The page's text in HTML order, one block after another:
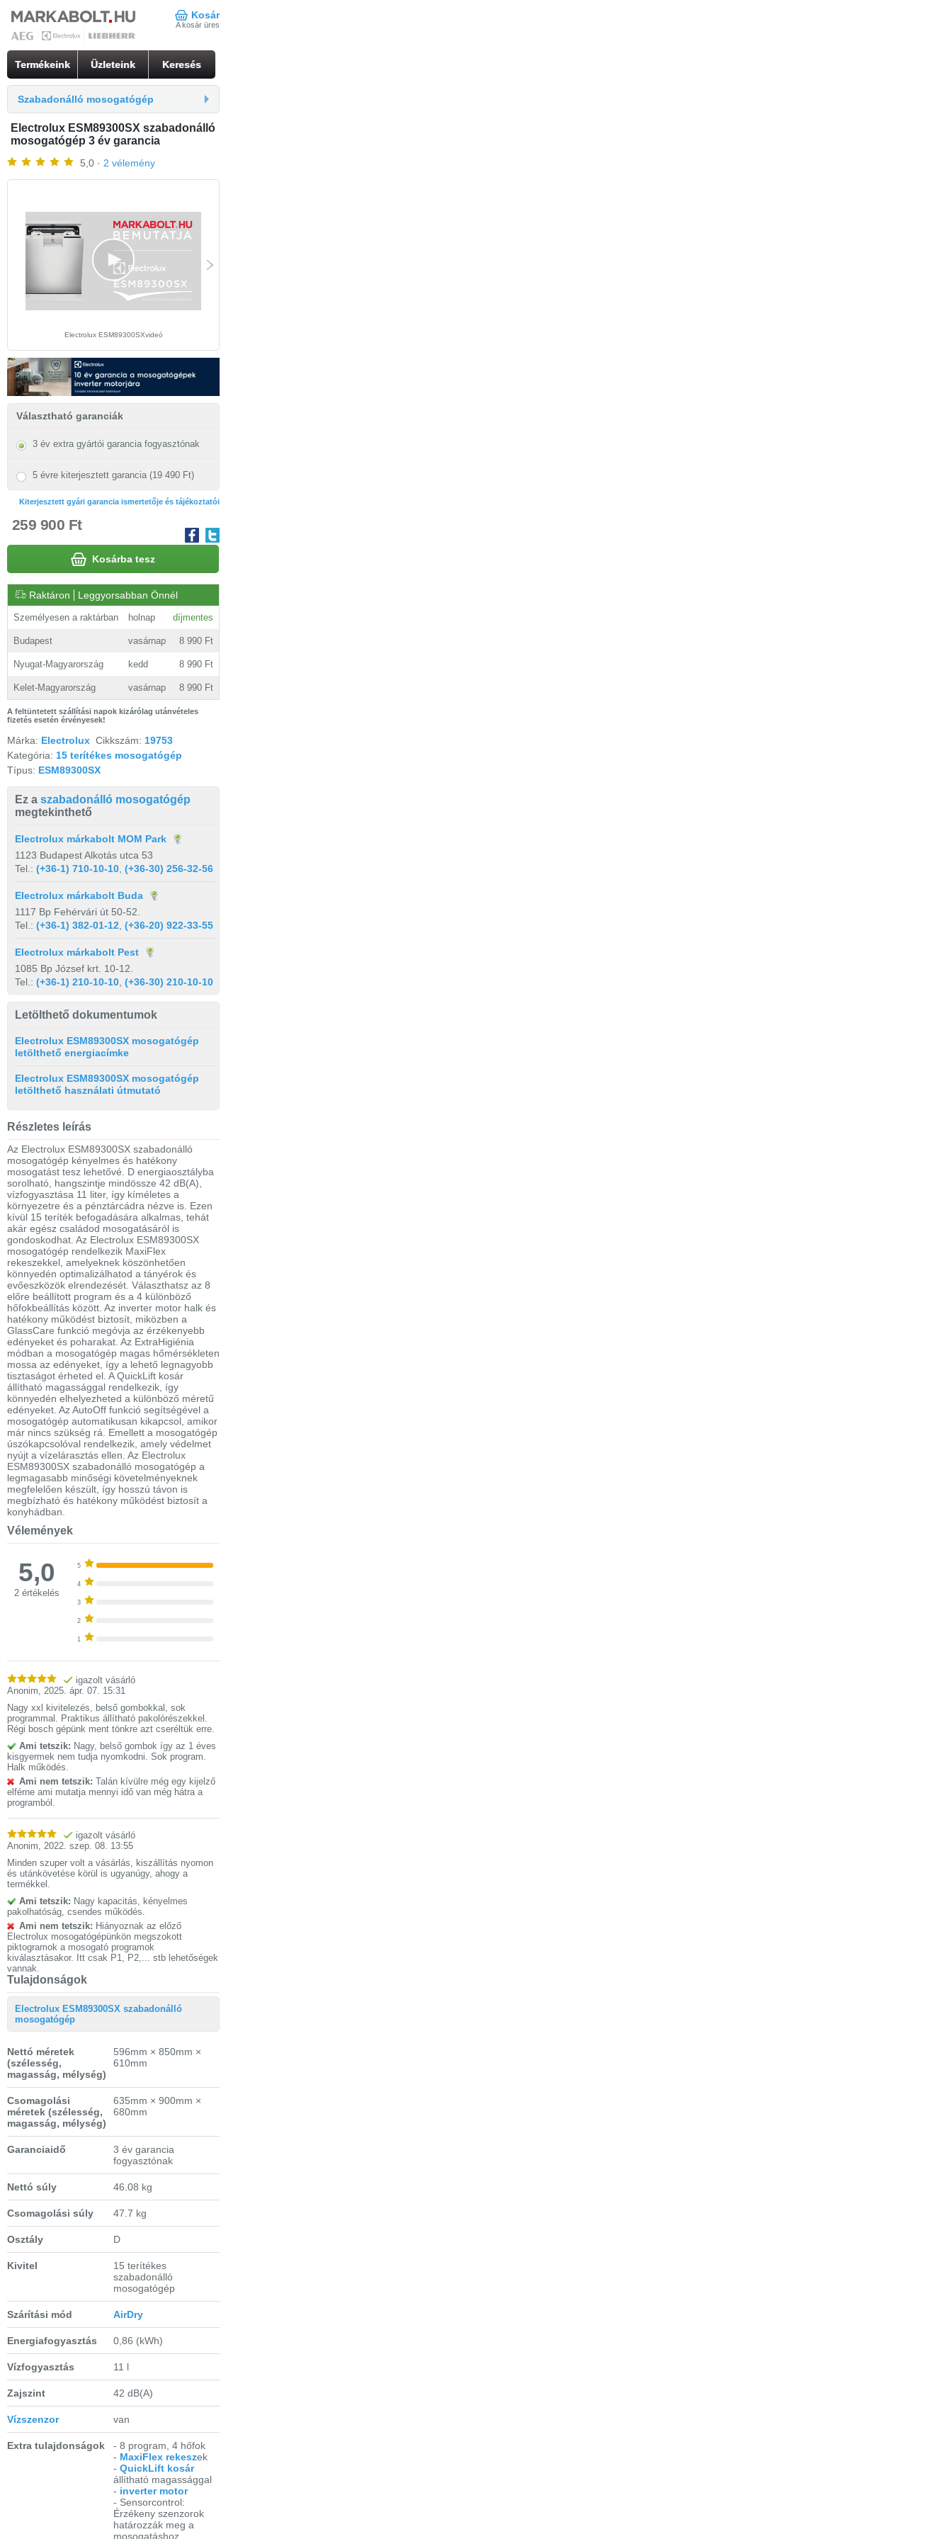
Kosár
A kosár üres
Termékeink Üzleteink Keresés
Szabadonálló mosogatógép
Electrolux ESM89300SX szabadonálló
mosogatógép 3 év garancia
5,0 · 2 vélemény
Electrolux ESM89300SXvideó
Választható garanciák
3 év extra gyártói garancia fogyasztónak
5 évre kiterjesztett garancia (19 490 Ft)
Kiterjesztett gyári garancia ismertetője és tájékoztatói
259 900 Ft
Kosárba tesz
Raktáron Leggyorsabban Önnél
Személyesen a raktárban holnap díjmentes
Budapest vasárnap 8 990 Ft
Nyugat-Magyarország kedd 8 990 Ft
Kelet-Magyarország vasárnap 8 990 Ft
A feltüntetett szállítási napok kizárólag utánvételes
fizetés esetén érvényesek!
Márka: Electrolux Cikkszám: 19753
Kategória: 15 terítékes mosogatógép
Típus: ESM89300SX
Ez a szabadonálló mosogatógép
megtekinthető
Electrolux márkabolt MOM Park
1123 Budapest Alkotás utca 53
Tel.: (+36-1) 710-10-10 (+36-30) 256-32-56
Electrolux márkabolt Buda
1117 Bp Fehérvári út 50-52.
Tel.: (+36-1) 382-01-12 (+36-20) 922-33-55
Electrolux márkabolt Pest
1085 Bp József krt. 10-12.
Tel.: (+36-1) 210-10-10 (+36-30) 210-10-10
Letölthető dokumentumok
Electrolux ESM89300SX mosogatógép
letölthető energiacímke
Electrolux ESM89300SX mosogatógép
letölthető használati útmutató
Részletes leírás
Az Electrolux ESM89300SX szabadonálló
mosogatógép kényelmes és hatékony
mosogatást tesz lehetővé. D energiaosztályba
sorolható, hangszintje mindössze 42 dB(A),
vízfogyasztása 11 liter, így kíméletes a
környezetre és a pénztárcádra nézve is. Ezen
kívül 15 teríték befogadására alkalmas, tehát
akár egész családod mosogatásáról is
gondoskodhat. Az Electrolux ESM89300SX
mosogatógép rendelkezik MaxiFlex
rekeszekkel, amelyeknek köszönhetően
könnyedén optimalizálhatod a tányérok és
evőeszközök elrendezését. Választhatsz az 8
előre beállított program és a 4 különböző
hőfokbeállítás között. Az inverter motor halk és
hatékony működést biztosít, miközben a
GlassCare funkció megóvja az érzékenyebb
edényeket és poharakat. Az ExtraHigiénia
módban a mosogatógép magas hőmérsékleten
mossa az edényeket, így a lehető legnagyobb
tisztaságot érheted el. A QuickLift kosár
állítható magassággal rendelkezik, így
könnyedén elhelyezheted a különböző méretű
edényeket. Az AutoOff funkció segítségével a
mosogatógép automatikusan kikapcsol, amikor
már nincs szükség rá. Emellett a mosogatógép
úszókapcsolóval rendelkezik, amely védelmet
nyújt a vízelárasztás ellen. Az Electrolux
ESM89300SX szabadonálló mosogatógép a
legmagasabb minőségi követelményeknek
megfelelően készült, így hosszú távon is
megbízható és hatékony működést biztosít a
konyhádban.
Vélemények
5,0
2 értékelés
5
4
3
2
1
igazolt vásárló
Anonim, 2025. ápr. 07. 15:31
Nagy xxl kivitelezés, belső gombokkal, sok
programmal. Praktikus állítható pakolórészekkel.
Régi bosch gépünk ment tönkre azt cseréltük erre.
Ami tetszik: Nagy, belső gombok így az 1 éves
kisgyermek nem tudja nyomkodni. Sok program.
Halk működés.
Ami nem tetszik: Talán kívülre még egy kijelző
elférne ami mutatja mennyi idő van még hátra a
programból.
igazolt vásárló
Anonim, 2022. szep. 08. 13:55
Minden szuper volt a vásárlás, kiszállítás nyomon
és utánkövetése körül is ugyanúgy, ahogy a
termékkel.
Ami tetszik: Nagy kapacitás, kényelmes
pakolhatóság, csendes működés.
Ami nem tetszik: Hiányoznak az előző
Electrolux mosogatógépünkön megszokott
piktogramok a mosogató programok
kiválasztásakor. Itt csak P1, P2,... stb lehetőségek
vannak.
Tulajdonságok
Electrolux ESM89300SX szabadonálló
mosogatógép
Nettó méretek
(szélesség,
magasság, mélység)
596mm × 850mm ×
610mm
Csomagolási
méretek (szélesség,
magasság, mélység)
635mm × 900mm ×
680mm
Garanciaidő
3 év garancia
fogyasztónak
Nettó súly 46.08 kg
Csomagolási súly 47.7 kg
Osztály D
Kivitel
15 terítékes
szabadonálló
mosogatógép
Szárítási mód AirDry
Energiafogyasztás 0,86 (kWh)
Vízfogyasztás 11 l
Zajszint 42 dB(A)
Vízszenzor van
Extra tulajdonságok
- 8 program, 4 hőfok
- MaxiFlex rekeszek
- QuickLift kosár
állítható magassággal
- inverter motor
- Sensorcontrol:
Érzékeny szenzorok
határozzák meg a
mosogatáshoz